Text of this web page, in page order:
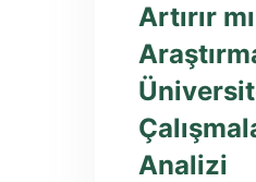
Artırır
Analizi